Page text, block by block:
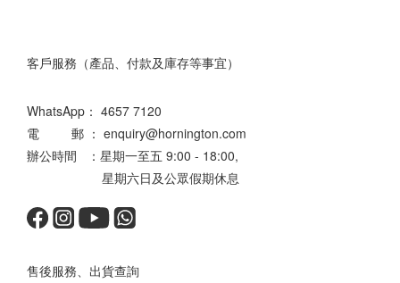
客戶服務（產品、付款及庫存等事宜）
WhatsApp： 4657 7120
電 郵 ： enquiry@hornington.com
辦公時間 ：星期一至五 9:00 - 18:00,
星期六日及公眾假期休息
售後服務、出貨查詢